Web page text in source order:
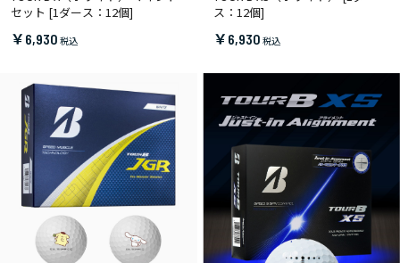
セット [1ダース：12個]
￥6,930
ス：12個]
￥6,930